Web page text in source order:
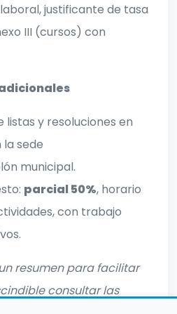
justificante de tasa
III (cursos) con
listas y resoluciones en
la sede
municipal.
parcial 50%, horario
con trabajo
resumen para facilitar
consultar las